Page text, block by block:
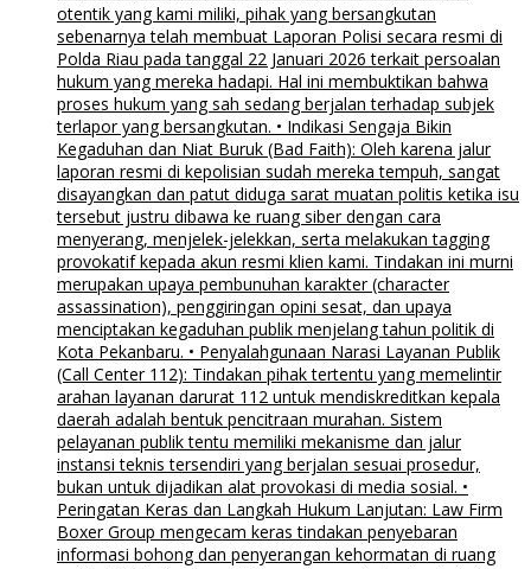
otentik yang kami miliki, pihak yang bersangkutan
sebenarnya telah membuat Laporan Polisi secara resmi di
Polda Riau pada tanggal 22 Januari 2026 terkait persoalan
hukum yang mereka hadapi. Hal ini membuktikan bahwa
proses hukum yang sah sedang berjalan terhadap subjek
terlapor yang bersangkutan. • Indikasi Sengaja Bikin
Kegaduhan dan Niat Buruk (Bad Faith): Oleh karena jalur
laporan resmi di kepolisian sudah mereka tempuh, sangat
disayangkan dan patut diduga sarat muatan politis ketika isu
tersebut justru dibawa ke ruang siber dengan cara
menyerang, menjelek-jelekkan, serta melakukan tagging
provokatif kepada akun resmi klien kami. Tindakan ini murni
merupakan upaya pembunuhan karakter (character
assassination), penggiringan opini sesat, dan upaya
menciptakan kegaduhan publik menjelang tahun politik di
Kota Pekanbaru. • Penyalahgunaan Narasi Layanan Publik
(Call Center 112): Tindakan pihak tertentu yang memelintir
arahan layanan darurat 112 untuk mendiskreditkan kepala
daerah adalah bentuk pencitraan murahan. Sistem
pelayanan publik tentu memiliki mekanisme dan jalur
instansi teknis tersendiri yang berjalan sesuai prosedur,
bukan untuk dijadikan alat provokasi di media sosial. •
Peringatan Keras dan Langkah Hukum Lanjutan: Law Firm
Boxer Group mengecam keras tindakan penyebaran
informasi bohong dan penyerangan kehormatan di ruang